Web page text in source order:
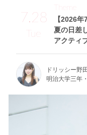
7.28
Tue
【2026年
夏の日差
アクティ
Theme
ドリッシー野
明治大学三年